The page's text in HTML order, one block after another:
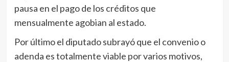
pausa en el pago de los créditos que
mensualmente agobian al estado.
Por último el diputado subrayó que el convenio o
adenda es totalmente viable por varios motivos,